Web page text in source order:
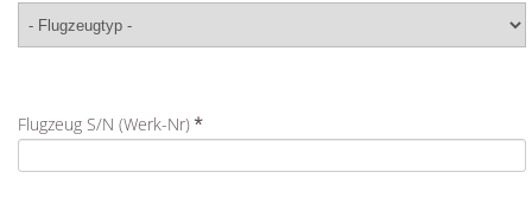
Flugzeug S/N (Werk-Nr)*